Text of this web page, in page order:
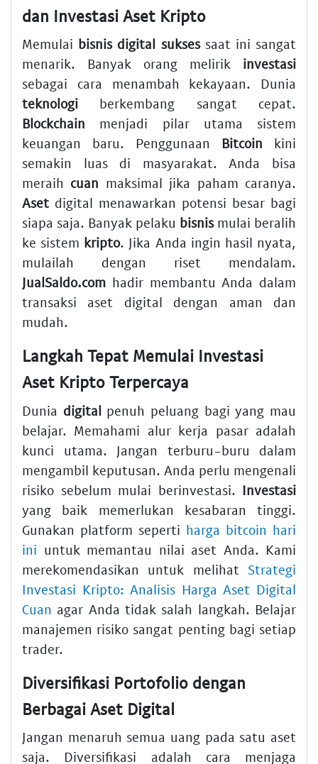
dan Investasi Aset Kripto
Memulai bisnis digital suksessaat ini sangat
menarik. Banyak orang melirik investasi
sebagai cara menambah kekayaan. Dunia
teknologi berkembang sangat cepat.
Blockchain menjadi pilar utama sistem
keuangan baru. Penggunaan Bitcoin kini
semakin luas di masyarakat. Anda bisa
meraih cuan maksimal jika paham caranya.
Aset digital menawarkan potensi besar bagi
siapa saja. Banyak pelaku bisnismulai beralih
ke sistem kripto. Jika Anda ingin hasil nyata,
mulailah dengan riset mendalam.
JualSaldo.com hadir membantu Anda dalam
transaksi aset digital dengan aman dan
mudah.
Langkah Tepat Memulai Investasi
Aset Kripto Terpercaya
Dunia digitalpenuh peluang bagi yang mau
belajar. Memahami alur kerja pasar adalah
kunci utama. Jangan terburu-buru dalam
mengambil keputusan. Anda perlu mengenali
risiko sebelum mulai berinvestasi. Investasi
yang baik memerlukan kesabaran tinggi.
Gunakan platform seperti harga bitcoin hari
ini untuk memantau nilai aset Anda. Kami
merekomendasikan untuk melihat Strategi
Investasi Kripto: Analisis Harga Aset Digital
Cuan agar Anda tidak salah langkah. Belajar
manajemen risiko sangat penting bagi setiap
trader.
Diversifikasi Portofolio dengan
Berbagai Aset Digital
Jangan menaruh semua uang pada satu aset
saja. Diversifikasi adalah cara menjaga